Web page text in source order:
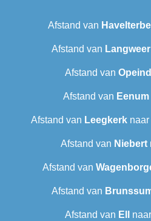
Afstand van
Afstand van Langweer‎
Afstand van
Afstand van Eenum
Afstand van Leegkerk naar
Afstand van Niebert
Afstand van
Afstand van
Afstand van Ell naar